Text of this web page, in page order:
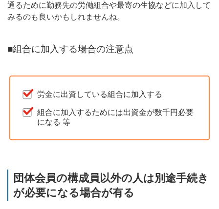
通るために勤務先の労働組合や最寄の生協などに加入して
みるのも良いかもしれませんね。
■組合に加入する場合の注意点
労金に出資している組合に加入する
組合に加入するためには出資金が数千円必要
になる 等
団体会員の構成員以外の人は別途手続き
が必要になる場合が有る